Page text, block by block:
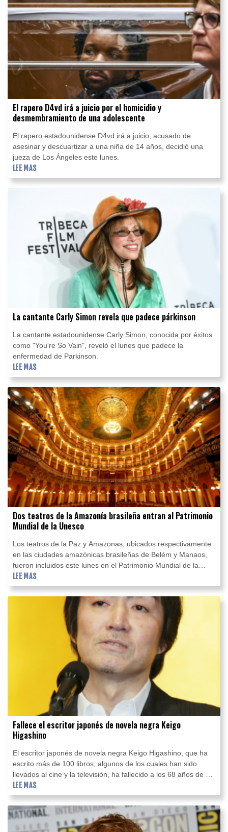
El rapero D4vd irá a juicio por el homicidio y
desmembramiento de una adolescente
El rapero estadounidense D4vd irá a juicio, acusado de
asesinar y descuartizar a una niña de 14 años, decidió una
jueza de Los Ángeles este lunes.
LEE MAS
La cantante Carly Simon revela que padece párkinson
La cantante estadounidense Carly Simon, conocida por éxitos
como "You're So Vain", reveló el lunes que padece la
enfermedad de Parkinson.
LEE MAS
Dos teatros de la Amazonía brasileña entran al Patrimonio
Mundial de la Unesco
Los teatros de la Paz y Amazonas, ubicados respectivamente
en las ciudades amazónicas brasileñas de Belém y Manaos,
fueron incluidos este lunes en el Patrimonio Mundial de la
Unesco.
LEE MAS
Fallece el escritor japonés de novela negra Keigo
Higashino
El escritor japonés de novela negra Keigo Higashino, que ha
escrito más de 100 libros, algunos de los cuales han sido
llevados al cine y la televisión, ha fallecido a los 68 años de un
cáncer, informó este lunes su editorial.
LEE MAS